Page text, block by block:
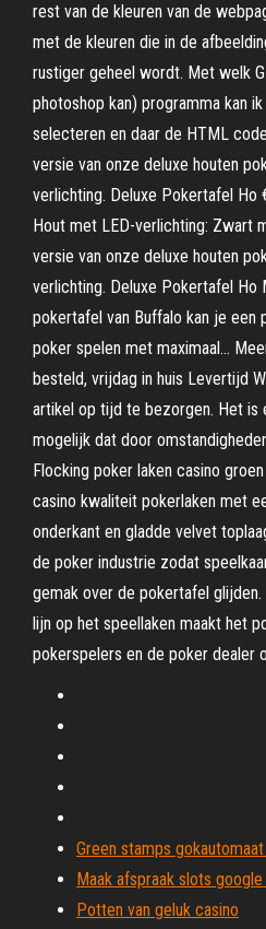
rest van de kleuren van de
met de kleuren die in de
rustiger geheel wordt. Met welk
photoshop kan) programma kan
selecteren en daar de HTML
versie van onze deluxe houten
verlichting. Deluxe Pokertafel Ho
Hout met LED-verlichting: Zwart
versie van onze deluxe houten
verlichting. Deluxe Pokertafel Ho
pokertafel van Buffalo kan je een
poker spelen met maximaal…
besteld, vrijdag in huis Levertijd
artikel op tijd te bezorgen. Het is
mogelijk dat door
Flocking poker laken casino
casino kwaliteit pokerlaken met
onderkant en gladde velvet
de poker industrie zodat
gemak over de pokertafel
lijn op het speellaken maakt het
pokerspelers en de poker dealer
Green stamps
Maak afspraak slots google
Potten van geluk casino